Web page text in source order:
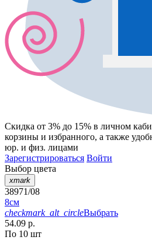
Скидка от 3% до 15% в личном
корзины и избранного, а также
юр. и физ. лицами
Зарегистрироваться Войти
Выбор цвета
xmark
38971/08
8см
checkmark_alt_circleВыбрать
54.09 р.
По 10 шт